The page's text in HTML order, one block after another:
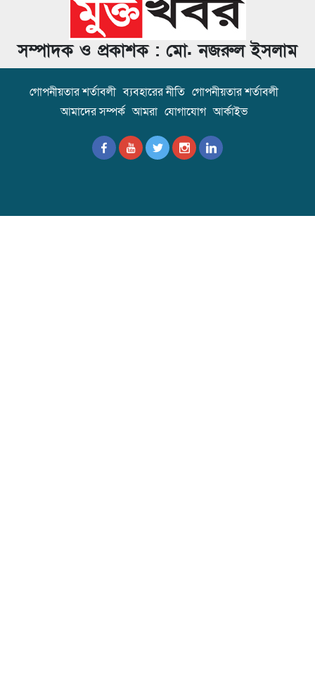
সম্পাদক ও প্রকাশক : মো. নজরুল ইসলাম
গোপনীয়তার শর্তাবলী ব্যবহারের নীতি গোপনীয়তার শর্তাবলী
আমাদের সম্পর্ক আমরা যোগাযোগ আর্কাইভ